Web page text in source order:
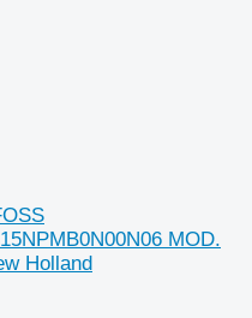
MOD.
Holland